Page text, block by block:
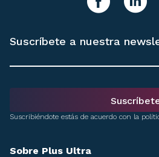
Sobre Plus Ultra
facebook
Suscríbete a nuestra
Suscribiéndote estás de acuerdo con la